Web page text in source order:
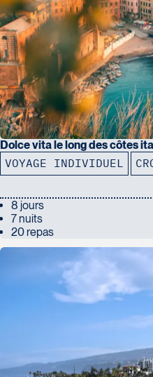
Dolce vita le long des côtes
VOYAGE INDIVIDUEL
8 jours
7 nuits
20 repas